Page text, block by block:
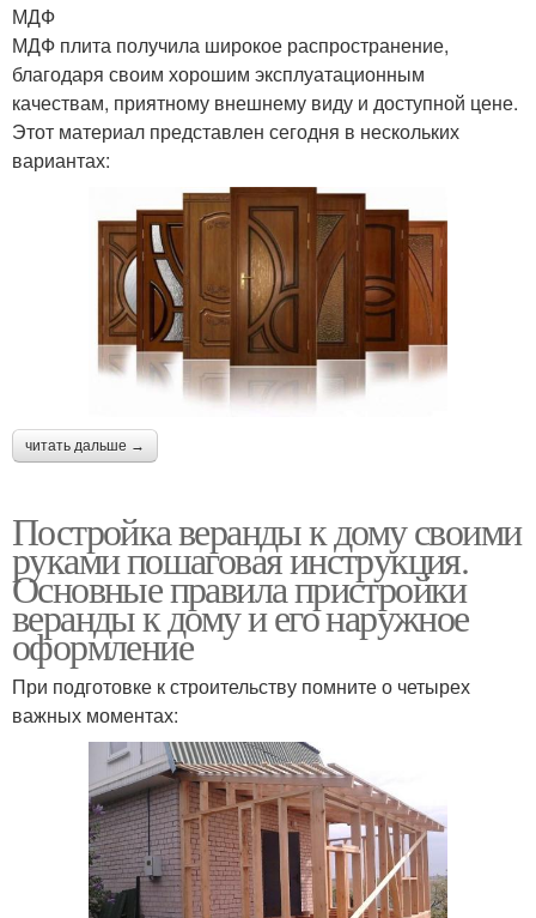
МДФ
МДФ плита получила широкое распространение,
благодаря своим хорошим эксплуатационным
качествам, приятному внешнему виду и доступной цене.
Этот материал представлен сегодня в нескольких
вариантах:
читать дальше →
Постройка веранды к дому своими
руками пошаговая инструкция.
Основные правила пристройки
веранды к дому и его наружное
оформление
При подготовке к строительству помните о четырех
важных моментах: